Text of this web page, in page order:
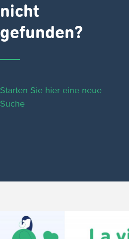
nicht
gefunden?
Starten Sie hier eine neue
Suche